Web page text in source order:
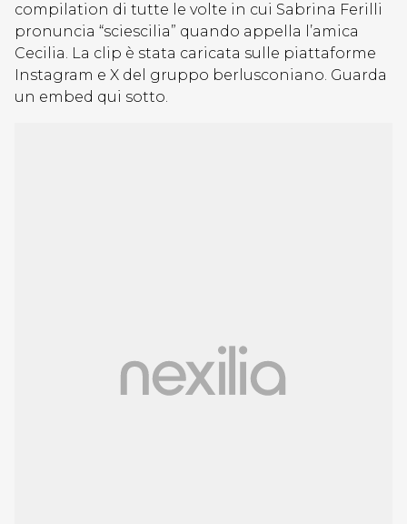
compilation di tutte le volte in cui Sabrina Ferilli
pronuncia “sciescilia” quando appella l’amica
Cecilia. La clip è stata caricata sulle piattaforme
Instagram e X del gruppo berlusconiano. Guarda
un embed qui sotto.